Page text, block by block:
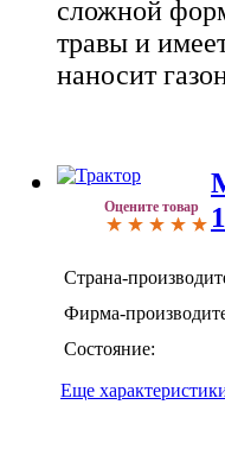
сложной
травы и
наносит
Оцените товар
Страна-
Фирма-
Состояние:
Еще